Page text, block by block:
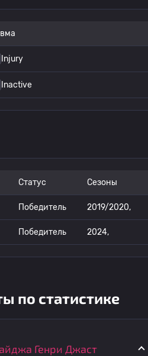
Injury
Inactive
Статус Сезоны
Победитель 2019/2020,
Победитель 2024,
по статистике
Генри Джаст